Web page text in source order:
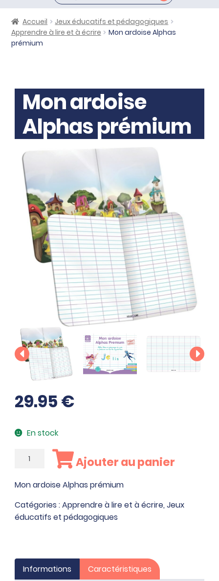
Accueil
Jeux éducatifs et pédagogiques
Apprendre à lire et à écrire
Mon ardoise Alphas
prémium
Mon ardoise
Alphas prémium
29.95€
En stock
quantité
ardoise
Alphas
prémium
Ajouter au panier
Mon ardoise Alphas prémium
Catégories :Apprendre à lire et à écrire, Jeux
éducatifs et pédagogiques
Informations Caractéristiques